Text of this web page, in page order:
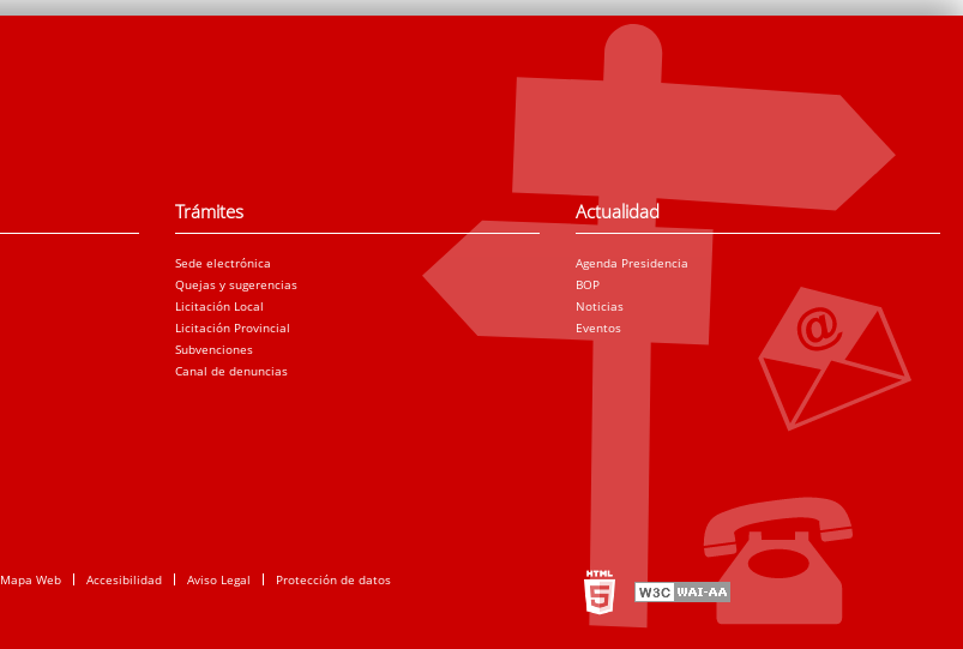
Trámites
Sede electrónica
Quejas y sugerencias
Licitación Local
Licitación Provincial
Subvenciones
Canal de denuncias
Actualidad
Agenda Presidencia
BOP
Noticias
Eventos
Mapa Web Accesibilidad Aviso Legal Protección de datos